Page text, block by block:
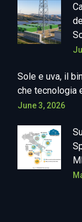
Sole e uva, il
che tecnologia
June 3, 2026